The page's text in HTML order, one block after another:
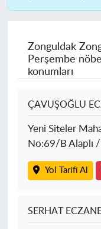
Zonguldak
Perşembe
konumları
ÇAVUŞOĞLU
Yeni Siteler
No:69/B Alaplı
Yol Tarifi Al
SERHAT